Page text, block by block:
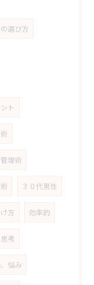
選び方
ト
理術
３０代男性
方 効率的
思考
悩み